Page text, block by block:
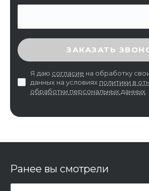
ВВЕДИТЕ ПРОВЕРОЧНЫЙ КОД
ЗАКАЗАТЬ
Я даю согласие на обработку
данных на условиях политики в
обработки персональных данных
Ранее вы смотрели